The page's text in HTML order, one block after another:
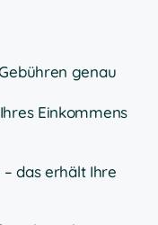
genau
Einkommens
das erhält Ihre